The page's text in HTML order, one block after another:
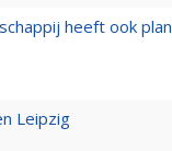
heeft ook plan
Leipzig